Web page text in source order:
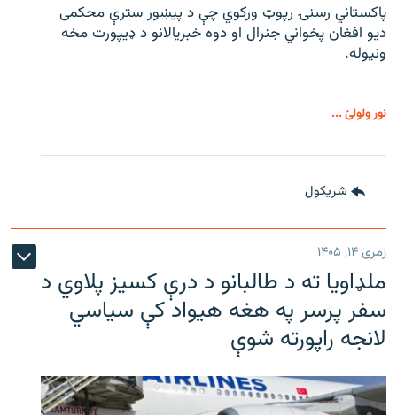
پاکستاني رسنۍ رپوټ ورکوي چې د پیښور سترې محکمی
دیو افغان پخواني جنرال او دوه خبریالانو د ډیپورت مخه
ونیوله.
نور ولولئ ...
شريکول
زمری ۱۴, ۱۴۰۵
ملډاویا ته د طالبانو د درې کسیز پلاوي د
سفر پرسر په هغه هیواد کې سیاسي
لانجه راپورته شوې